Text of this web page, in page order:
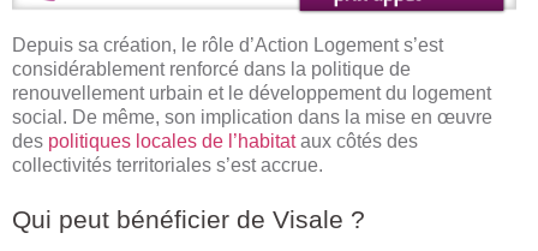
Depuis sa création, le rôle d’Action Logement s’est
considérablement renforcé dans la politique de
renouvellement urbain et le développement du logement
social. De même, son implication dans la mise en œuvre
des politiques locales de l’habitataux côtés des
collectivités territoriales s’est accrue.
Qui peut bénéficier de Visale ?